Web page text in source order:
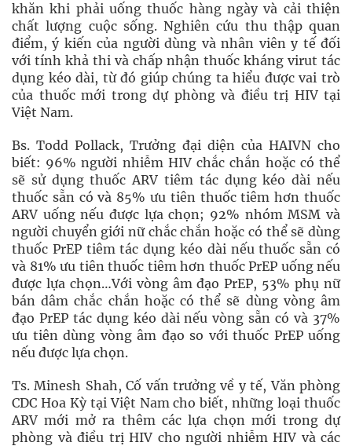
khăn khi phải uống thuốc hàng ngày và cải thiện
chất lượng cuộc sống. Nghiên cứu thu thập quan
điểm, ý kiến của người dùng và nhân viên y tế đối
với tính khả thi và chấp nhận thuốc kháng virut tác
dụng kéo dài, từ đó giúp chúng ta hiểu được vai trò
của thuốc mới trong dự phòng và điều trị HIV tại
Việt Nam.
Bs. Todd Pollack, Trưởng đại diện của HAIVN cho
biết: 96% người nhiễm HIV chắc chắn hoặc có thể
sẽ sử dụng thuốc ARV tiêm tác dụng kéo dài nếu
thuốc sẵn có và 85% ưu tiên thuốc tiêm hơn thuốc
ARV uống nếu được lựa chọn; 92% nhóm MSM và
người chuyển giới nữ chắc chắn hoặc có thể sẽ dùng
thuốc PrEP tiêm tác dụng kéo dài nếu thuốc sẵn có
và 81% ưu tiên thuốc tiêm hơn thuốc PrEP uống nếu
được lựa chọn…Với vòng âm đạo PrEP, 53% phụ nữ
bán dâm chắc chắn hoặc có thể sẽ dùng vòng âm
đạo PrEP tác dụng kéo dài nếu vòng sẵn có và 37%
ưu tiên dùng vòng âm đạo so với thuốc PrEP uống
nếu được lựa chọn.
Ts. Minesh Shah, Cố vấn trưởng về y tế, Văn phòng
CDC Hoa Kỳ tại Việt Nam cho biết, những loại thuốc
ARV mới mở ra thêm các lựa chọn mới trong dự
phòng và điều trị HIV cho người nhiễm HIV và các